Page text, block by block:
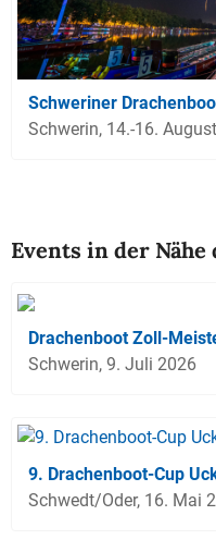
Schweriner
Schwerin, 14.-16.
Events in der Nähe
Drachenboot Zoll-
Schwerin, 9. Juli 2026
9. Drachenboot-Cup
Schwedt/Oder, 16. Mai